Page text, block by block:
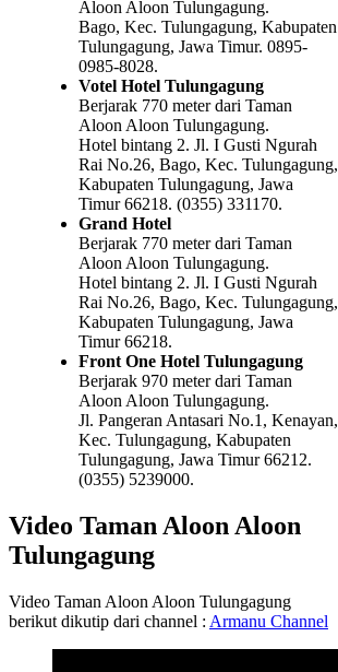
Aloon Aloon Tulungagung.
Bago, Kec. Tulungagung, Kabupaten
Tulungagung, Jawa Timur. 0895-
0985-8028.
Votel Hotel Tulungagung
Berjarak 770 meter dari Taman
Aloon Aloon Tulungagung.
Hotel bintang 2. Jl. I Gusti Ngurah
Rai No.26, Bago, Kec. Tulungagung,
Kabupaten Tulungagung, Jawa
Timur 66218. (0355) 331170.
Grand Hotel
Berjarak 770 meter dari Taman
Aloon Aloon Tulungagung.
Hotel bintang 2. Jl. I Gusti Ngurah
Rai No.26, Bago, Kec. Tulungagung,
Kabupaten Tulungagung, Jawa
Timur 66218.
Front One Hotel Tulungagung
Berjarak 970 meter dari Taman
Aloon Aloon Tulungagung.
Jl. Pangeran Antasari No.1, Kenayan,
Kec. Tulungagung, Kabupaten
Tulungagung, Jawa Timur 66212.
(0355) 5239000.
Video Taman Aloon Aloon
Tulungagung
Video Taman Aloon Aloon Tulungagung
berikut dikutip dari channel : Armanu Channel